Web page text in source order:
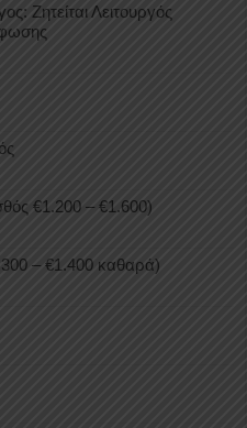
Ζητείται Λειτουργός
€1.200 – €1.600)
– €1.400 καθαρά)